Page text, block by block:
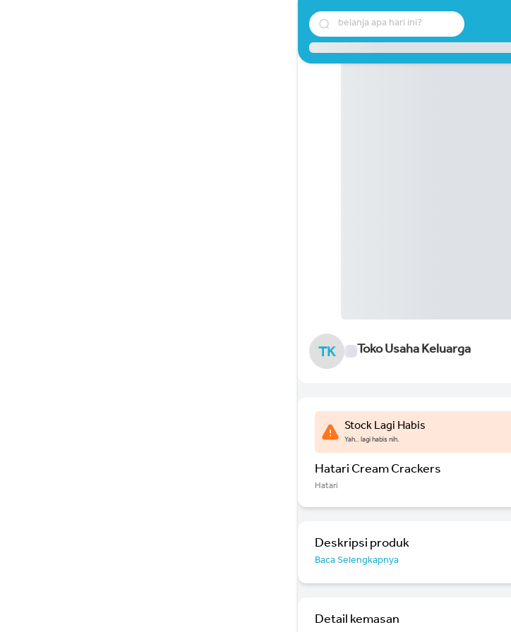
belanja apa hari ini?
TK Toko Usaha Keluarga
Stock Lagi Habis
Yah.. lagi habis nih.
Hatari Cream Crackers
Hatari
Deskripsi produk
Baca Selengkapnya
Detail kemasan